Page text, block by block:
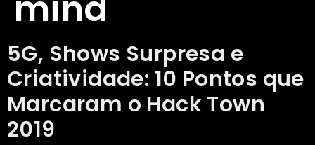
5G, Shows Surpresa e
Criatividade: 10 Pontos que
Marcaram o Hack Town
2019